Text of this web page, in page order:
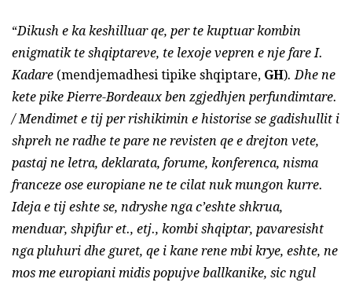
“Dikush e ka keshilluar qe, per te kuptuar kombin
enigmatik te shqiptareve, te lexoje vepren e nje fare I.
Kadare (mendjemadhesi tipike shqiptare, GH). Dhe ne
kete pike Pierre-Bordeaux ben zgjedhjen perfundimtare.
/ Mendimet e tij per rishikimin e historise se gadishullit i
shpreh ne radhe te pare ne revisten qe e drejton vete,
pastaj ne letra, deklarata, forume, konferenca, nisma
franceze ose europiane ne te cilat nuk mungon kurre.
Ideja e tij eshte se, ndryshe nga c’eshte shkrua,
menduar, shpifur et., etj., kombi shqiptar, pavaresisht
nga pluhuri dhe guret, qe i kane rene mbi krye, eshte, ne
mos me europiani midis popujve ballkanike, sic ngul